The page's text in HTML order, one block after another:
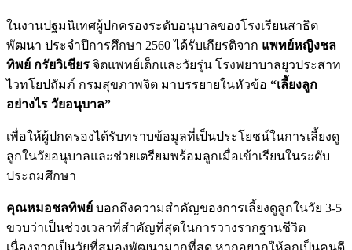
ในงานปฐมนิเทศผู้ปกครองระดับอนุบาลของโรงเรียนสาธิต
พัฒนา ประจำปีการศึกษา 2560 ได้รับเกียรติจาก แพทย์หญิงชล
ทิพย์ กรัยวิเชียร จิตแพทย์เด็กและวัยรุ่น โรงพยาบาลยุวประสาท
ไวทโยปถัมภ์ กรมสุขภาพจิต มาบรรยายในหัวข้อ “เลี้ยงลูก
อย่างไร วัยอนุบาล”
เพื่อให้ผู้ปกครองได้รับทราบข้อมูลที่เป็นประโยชน์ในการเลี้ยงดู
ลูกในวัยอนุบาลและช่วยเตรียมพร้อมลูกเมื่อเข้าเรียนในระดับ
ประถมศึกษา
คุณหมอชลทิพย์ บอกถึงความสำคัญของการเลี้ยงดูลูกในวัย 3-5
ขวบว่าเป็นช่วงเวลาที่สำคัญที่สุดในการวางรากฐานชีวิต
เนื่องจากเป็นวัยที่สมองพัฒนามากที่สุด หากอยากให้ลูกเป็นคนดี